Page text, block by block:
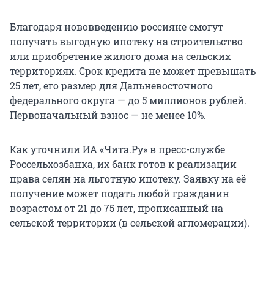
Благодаря нововведению россияне смогут
получать выгодную ипотеку на строительство
или приобретение жилого дома на сельских
территориях. Срок кредита не может превышать
25 лет, его размер для Дальневосточного
федерального округа — до 5 миллионов рублей.
Первоначальный взнос — не менее 10%.
Как уточнили ИА «Чита.Ру» в пресс-службе
Россельхозбанка, их банк готов к реализации
права селян на льготную ипотеку. Заявку на её
получение может подать любой гражданин
возрастом от 21 до 75 лет, прописанный на
сельской территории (в сельской агломерации).